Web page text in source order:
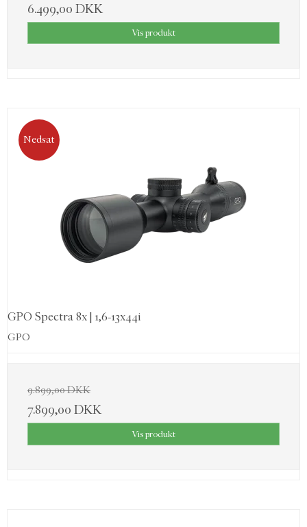
6.499,00 DKK
Vis produkt
Nedsat
GPO Spectra 8x | 1,6-13x44i
GPO
9.899,00 DKK
7.899,00 DKK
Vis produkt